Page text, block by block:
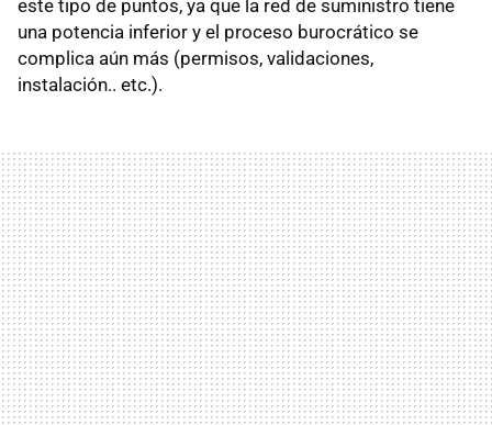
este tipo de puntos, ya que la red de suministro tiene
una potencia inferior y el proceso burocrático se
complica aún más (permisos, validaciones,
instalación.. etc.).